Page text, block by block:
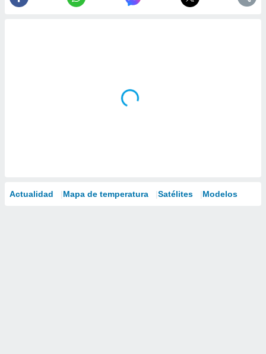
Actualidad Mapa de temperatura Satélites Modelos